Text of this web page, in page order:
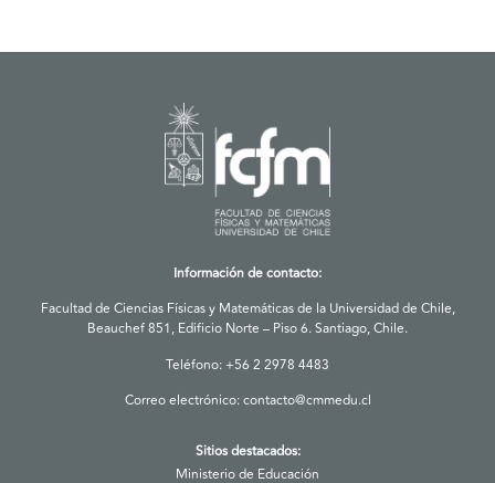
Información de contacto:
Facultad de Ciencias Físicas y Matemáticas de la Universidad de Chile,
Beauchef 851, Edificio Norte – Piso 6. Santiago, Chile.
Teléfono: +56 2 2978 4483
Correo electrónico:contacto@cmmedu.cl
Sitios destacados:
Ministerio de Educación